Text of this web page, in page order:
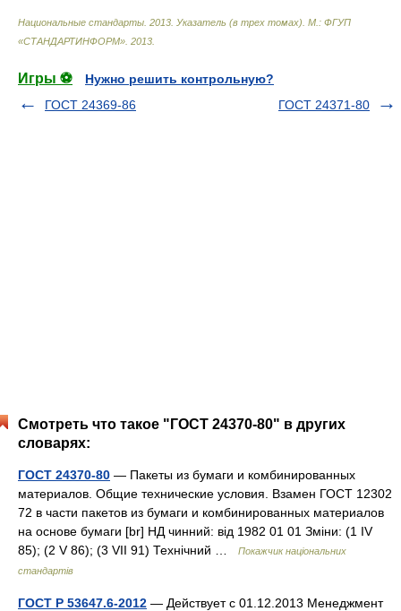
Национальные стандарты. 2013. Указатель (в трех томах). М.: ФГУП
«СТАНДАРТИНФОРМ» 2013
Игры ⚽
Нужно решить контрольную?
ГОСТ 24369-86
ГОСТ 24371-80
Смотреть что такое "ГОСТ 24370-80" в других
словарях:
ГОСТ 24370-80 — Пакеты из бумаги и комбинированных
материалов. Общие технические условия. Взамен ГОСТ 12302
72 в части пакетов из бумаги и комбинированных материалов
на основе бумаги [br] НД чинний: від 1982 01 01 Зміни: (1 IV
85); (2 V 86); (3 VII 91) Технічний …
Покажчик національних
стандартів
ГОСТ Р 53647.6-2012 — Действует с 01.12.2013 Менеджмент